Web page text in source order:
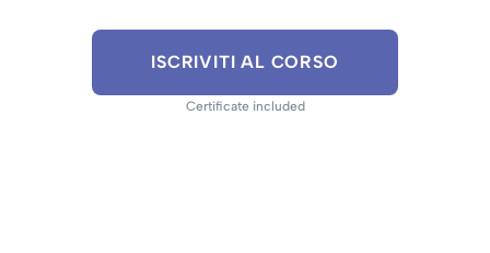
ISCRIVITI AL CORSO
Certificate included